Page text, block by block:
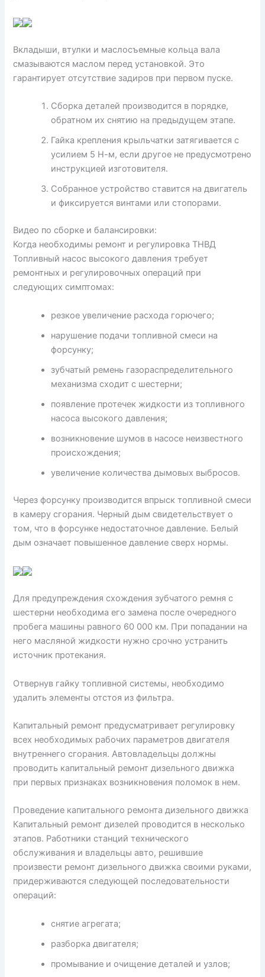
Вкладыши, втулки и маслосъемные кольца вала
смазываются маслом перед установкой. Это
гарантирует отсутствие задиров при первом пуске.
Сборка деталей производится в порядке,
обратном их снятию на предыдущем этапе.
Гайка крепления крыльчатки затягивается с
усилием 5 Н-м, если другое не предусмотрено
инструкцией изготовителя.
Собранное устройство ставится на двигатель
и фиксируется винтами или стопорами.
Видео по сборке и балансировки:
Когда необходимы ремонт и регулировка ТНВД
Топливный насос высокого давления требует
ремонтных и регулировочных операций при
следующих симптомах:
резкое увеличение расхода горючего;
нарушение подачи топливной смеси на
форсунку;
зубчатый ремень газораспределительного
механизма сходит с шестерни;
появление протечек жидкости из топливного
насоса высокого давления;
возникновение шумов в насосе неизвестного
происхождения;
увеличение количества дымовых выбросов.
Через форсунку производится впрыск топливной смеси
в камеру сгорания. Черный дым свидетельствует о
том, что в форсунке недостаточное давление. Белый
дым означает повышенное давление сверх нормы.
Для предупреждения схождения зубчатого ремня с
шестерни необходима его замена после очередного
пробега машины равного 60 000 км. При попадании на
него масляной жидкости нужно срочно устранить
источник протекания.
Отвернув гайку топливной системы, необходимо
удалить элементы отстоя из фильтра.
Капитальный ремонт предусматривает регулировку
всех необходимых рабочих параметров двигателя
внутреннего сгорания. Автовладельцы должны
проводить капитальный ремонт дизельного движка
при первых признаках возникновения поломок в нем.
Проведение капитального ремонта дизельного движка
Капитальный ремонт дизелей проводится в несколько
этапов. Работники станций технического
обслуживания и владельцы авто, решившие
произвести ремонт дизельного движка своими руками,
придерживаются следующей последовательности
операций:
снятие агрегата;
разборка двигателя;
промывание и очищение деталей и узлов;